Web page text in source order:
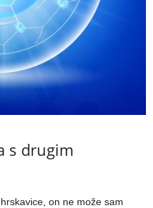
s drugim
on ne može sam